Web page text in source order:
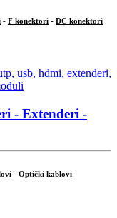
- F konektori - DC konektori
- Extenderi -
- Optički kablovi -